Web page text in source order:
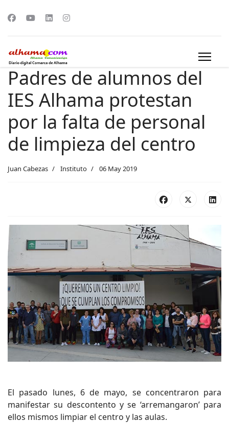
Padres de alumnos del
IES Alhama protestan
por la falta de personal
de limpieza del centro
Juan Cabezas Instituto 06 May 2019
El pasado lunes, 6 de mayo, se concentraron para
manifestar su descontento y se ‘arremangaron’ para
ellos mismos limpiar el centro y las aulas.